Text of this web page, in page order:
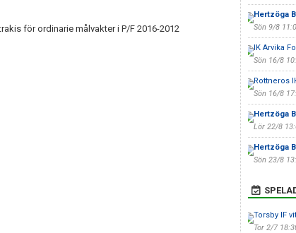
för ordinarie målvakter i P/F 2016-2012
Hertzöga
Sön 9/8
IK Arvika
Sön 16/8
Rottneros
Sön 16/8
Hertzöga
Lör 22/8
Hertzöga
Sön 23/8
Torsby IF
Tor 2/7